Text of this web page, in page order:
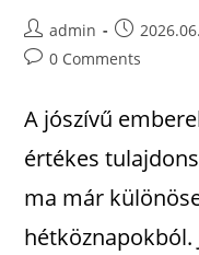
admin
0 Comments
A jószívű
értékes
ma már
hétköznapokból.